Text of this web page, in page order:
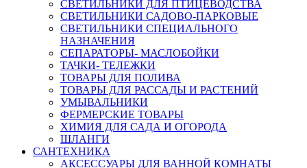
СВЕТИЛЬНИКИ ДЛЯ ПТИЦЕВОДСТВА
СВЕТИЛЬНИКИ САДОВО-ПАРКОВЫЕ
СВЕТИЛЬНИКИ СПЕЦИАЛЬНОГО
НАЗНАЧЕНИЯ
СЕПАРАТОРЫ- МАСЛОБОЙКИ
ТАЧКИ- ТЕЛЕЖКИ
ТОВАРЫ ДЛЯ ПОЛИВА
ТОВАРЫ ДЛЯ РАССАДЫ И РАСТЕНИЙ
УМЫВАЛЬНИКИ
ФЕРМЕРСКИЕ ТОВАРЫ
ХИМИЯ ДЛЯ САДА И ОГОРОДА
ШЛАНГИ
САНТЕХНИКА
АКСЕССУАРЫ ДЛЯ ВАННОЙ КОМНАТЫ